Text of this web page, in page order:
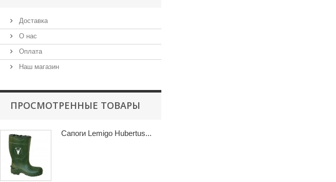
Доставка
О нас
Оплата
Наш магазин
ПРОСМОТРЕННЫЕ ТОВАРЫ
Сапоги Lemigo Hubertus...